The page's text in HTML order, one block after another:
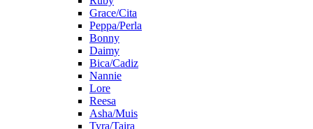
Grace/Cita
Peppa/Perla
Bonny
Daimy
Bica/Cadiz
Nannie
Lore
Reesa
Asha/Muis
Tyra/Taira